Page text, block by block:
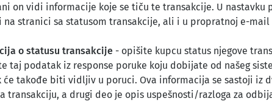
on vidi informacije koje se tiču te transakcije. U nastavku
na stranici sa statusom transakcije, ali i u propratnoj e-
o statusu transakcije - opišite kupcu status njegove
taj podatak iz response poruke koju dobijate od našeg
će takođe biti vidljiv u poruci. Ova informacija se sastoji iz
transakciju, a drugi deo je opis uspešnosti/razloga za